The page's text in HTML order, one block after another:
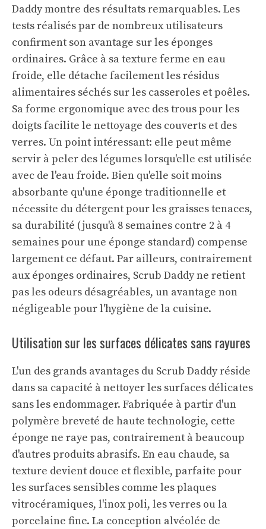
Daddy montre des résultats remarquables. Les
tests réalisés par de nombreux utilisateurs
confirment son avantage sur les éponges
ordinaires. Grâce à sa texture ferme en eau
froide, elle détache facilement les résidus
alimentaires séchés sur les casseroles et poêles.
Sa forme ergonomique avec des trous pour les
doigts facilite le nettoyage des couverts et des
verres. Un point intéressant: elle peut même
servir à peler des légumes lorsqu'elle est utilisée
avec de l'eau froide. Bien qu'elle soit moins
absorbante qu'une éponge traditionnelle et
nécessite du détergent pour les graisses tenaces,
sa durabilité (jusqu'à 8 semaines contre 2 à 4
semaines pour une éponge standard) compense
largement ce défaut. Par ailleurs, contrairement
aux éponges ordinaires, Scrub Daddy ne retient
pas les odeurs désagréables, un avantage non
négligeable pour l'hygiène de la cuisine.
Utilisation sur les surfaces délicates sans rayures
L'un des grands avantages du Scrub Daddy réside
dans sa capacité à nettoyer les surfaces délicates
sans les endommager. Fabriquée à partir d'un
polymère breveté de haute technologie, cette
éponge ne raye pas, contrairement à beaucoup
d'autres produits abrasifs. En eau chaude, sa
texture devient douce et flexible, parfaite pour
les surfaces sensibles comme les plaques
vitrocéramiques, l'inox poli, les verres ou la
porcelaine fine. La conception alvéolée de